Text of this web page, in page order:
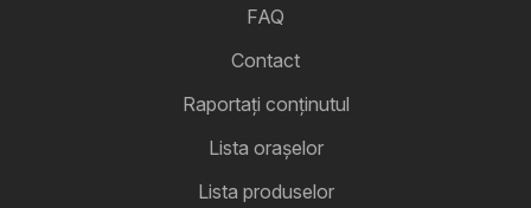
FAQ
Contact
Raportați conținutul
Lista oraşelor
Lista produselor